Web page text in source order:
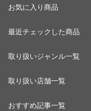
お気に入り商品
最近チェックした商品
取り扱いジャンル一覧
取り扱い店舗一覧
おすすめ記事一覧